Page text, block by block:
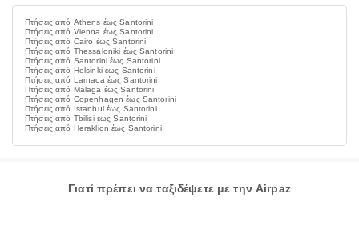
Πτήσεις από Athens έως Santorini
Πτήσεις από Vienna έως Santorini
Πτήσεις από Cairo έως Santorini
Πτήσεις από Thessaloniki έως Santorini
Πτήσεις από Santorini έως Santorini
Πτήσεις από Helsinki έως Santorini
Πτήσεις από Larnaca έως Santorini
Πτήσεις από Málaga έως Santorini
Πτήσεις από Copenhagen έως Santorini
Πτήσεις από Istanbul έως Santorini
Πτήσεις από Tbilisi έως Santorini
Πτήσεις από Heraklion έως Santorini
Γιατί πρέπει να ταξιδέψετε με την Airpaz